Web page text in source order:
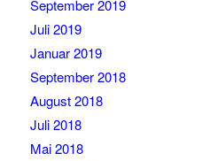
September 2019
Juli 2019
Januar 2019
September 2018
August 2018
Juli 2018
Mai 2018